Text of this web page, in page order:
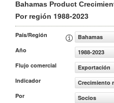
Bahamas Product
Por región 1988-2023
País/Región
Bahamas
Año
1988-2023
Flujo comercial
Exportación
Indicador
Crecimiento
Por
Socios